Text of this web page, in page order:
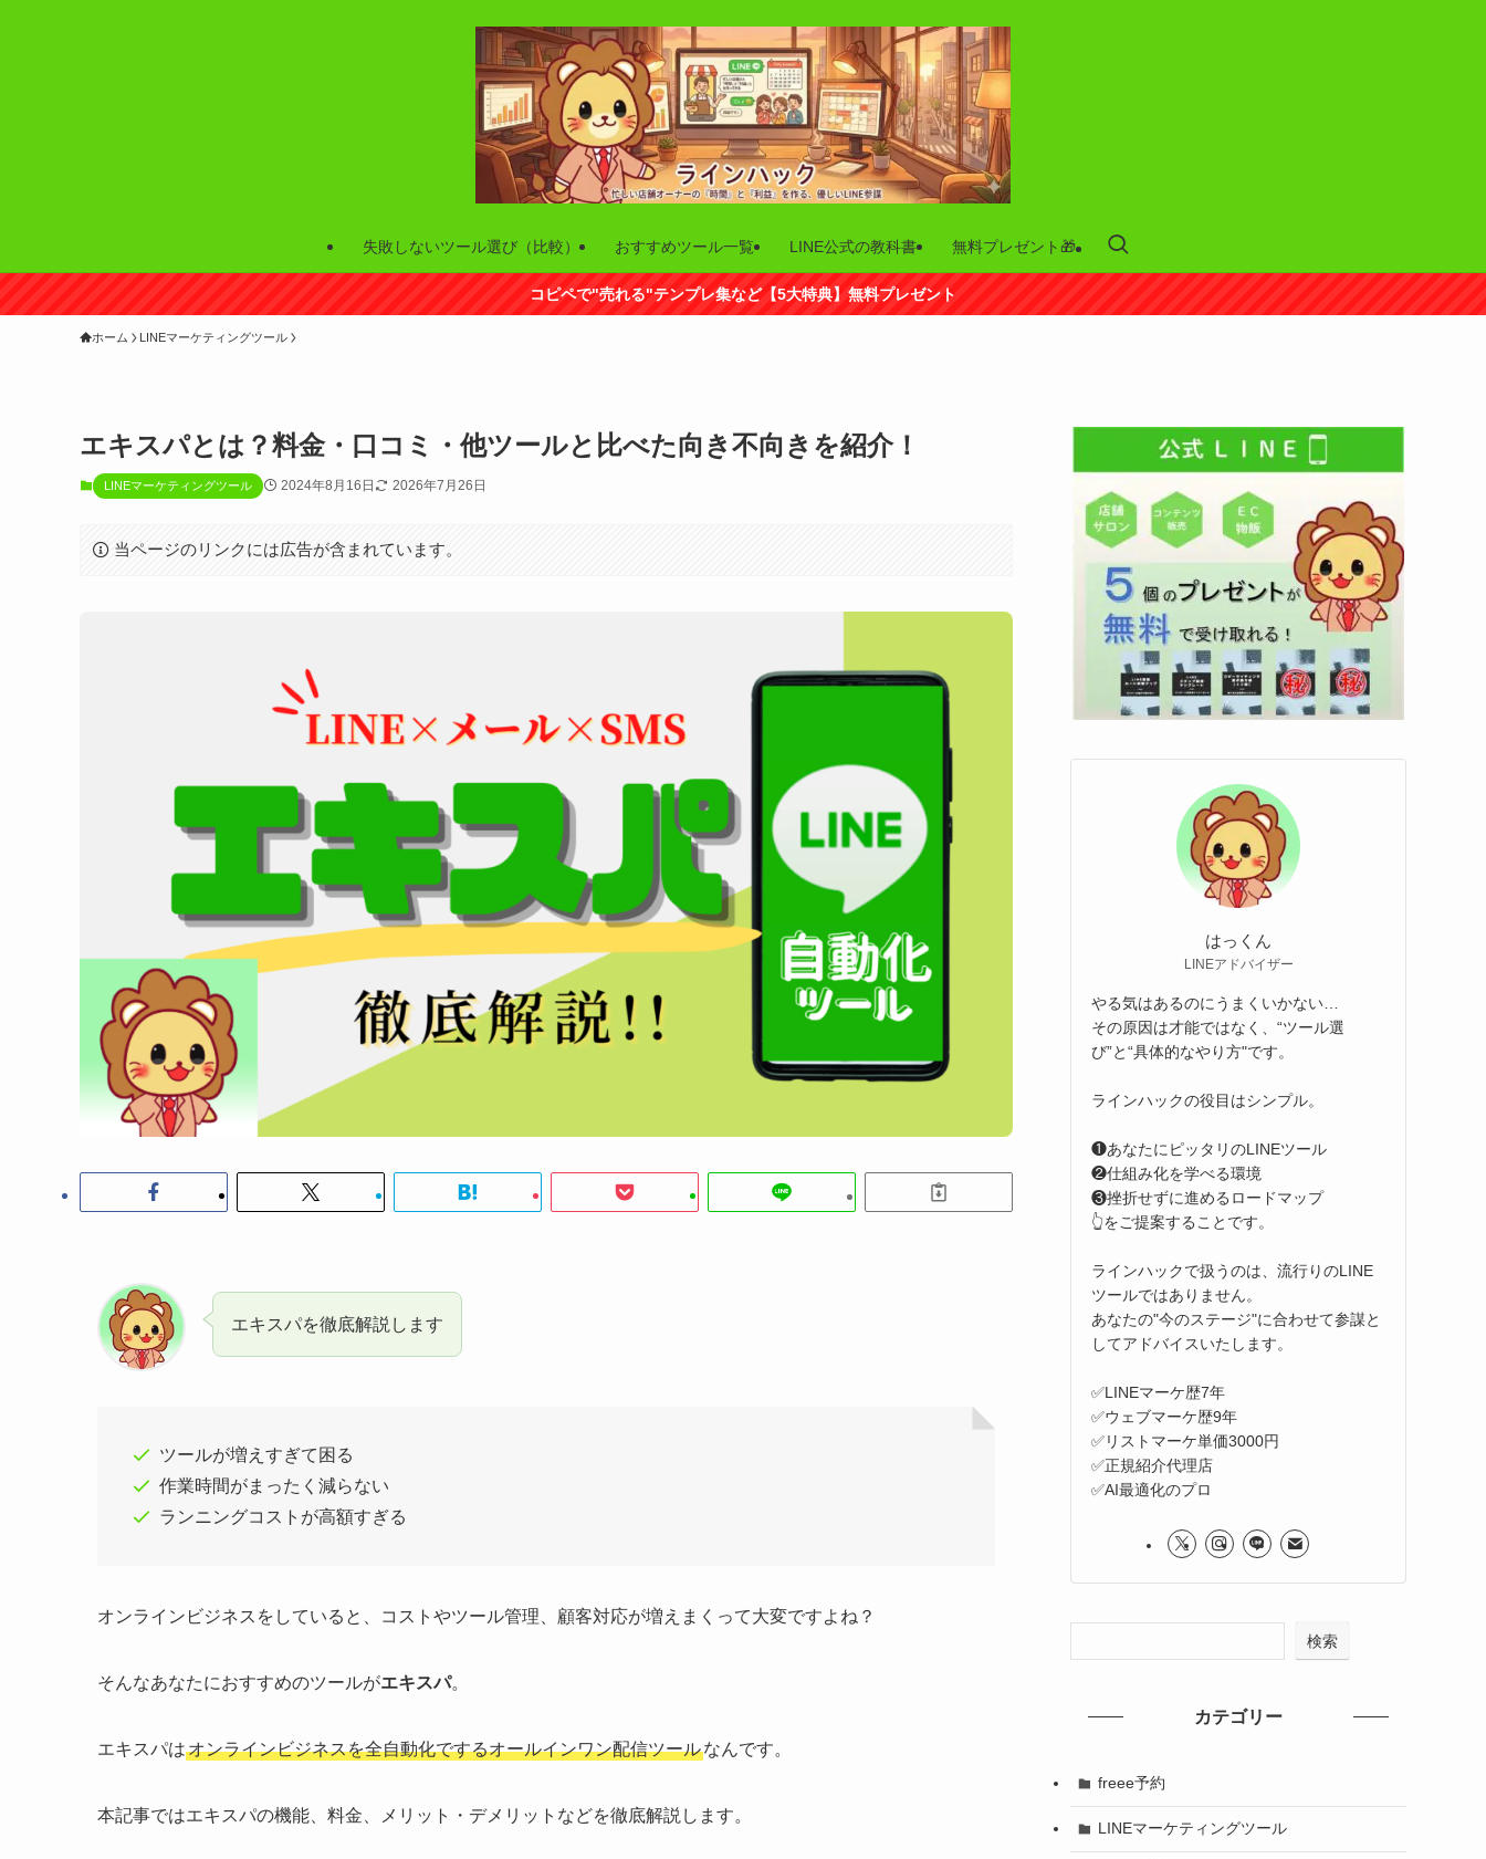
失敗しないツール選び（比較） おすすめツール一覧 LINE公式の教科書 無料プレゼント🎁
コピペで"売れる"テンプレ集など【5大特典】無料プレゼント
ホーム LINEマーケティングツール
エキスパとは？料金・口コミ・他ツールと比べた向き不向きを紹介！
LINEマーケティングツール 2024年8月16日 2026年7月26日
当ページのリンクには広告が含まれています。
エキスパを徹底解説します
ツールが増えすぎて困る
作業時間がまったく減らない
ランニングコストが高額すぎる
オンラインビジネスをしていると、コストやツール管理、顧客対応が増えまくって大変ですよね？
そんなあなたにおすすめのツールがエキスパ。
エキスパはオンラインビジネスを全自動化でするオールインワン配信ツールなんです。
本記事ではエキスパの機能、料金、メリット・デメリットなどを徹底解説します。
はっくん
LINEアドバイザー
やる気はあるのにうまくいかない…
その原因は才能ではなく、“ツール選
び”と“具体的なやり方"です。
ラインハックの役目はシンプル。
❶あなたにピッタリのLINEツール
❷仕組み化を学べる環境
❸挫折せずに進めるロードマップ
👆をご提案することです。
ラインハックで扱うのは、流行りのLINE
ツールではありません。
あなたの"今のステージ"に合わせて参謀と
してアドバイスいたします。
✅LINEマーケ歴7年
✅ウェブマーケ歴9年
✅リストマーケ単価3000円
✅正規紹介代理店
✅AI最適化のプロ
検索
カテゴリー
freee予約
LINEマーケティングツール